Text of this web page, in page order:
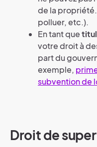
de la
polluer, etc.).
En tant que
votre droit à
part du
exemple,
subvention de
Droit de